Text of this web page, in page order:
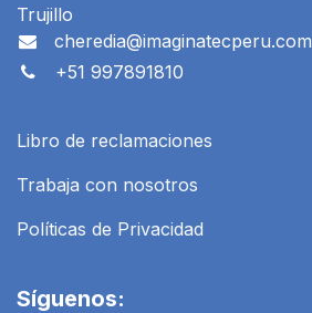
Trujillo
cheredia@imaginatecperu.com
+51 997891810
Libro de reclamaciones
Trabaja con nosotros
Políticas de Privacidad
Síguenos: